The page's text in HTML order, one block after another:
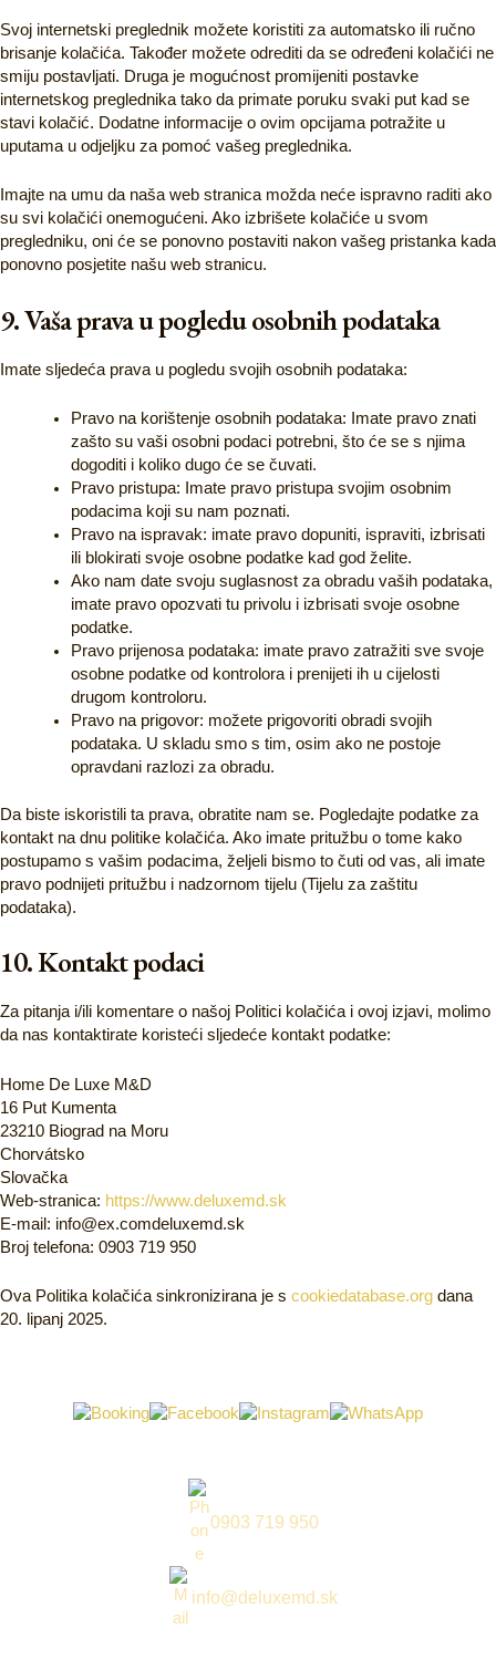
Svoj internetski preglednik možete koristiti za automatsko ili ručno
brisanje kolačića. Također možete odrediti da se određeni kolačići ne
smiju postavljati. Druga je mogućnost promijeniti postavke
internetskog preglednika tako da primate poruku svaki put kad se
stavi kolačić. Dodatne informacije o ovim opcijama potražite u
uputama u odjeljku za pomoć vašeg preglednika.
Imajte na umu da naša web stranica možda neće ispravno raditi ako
su svi kolačići onemogućeni. Ako izbrišete kolačiće u svom
pregledniku, oni će se ponovno postaviti nakon vašeg pristanka kada
ponovno posjetite našu web stranicu.
9. Vaša prava u pogledu osobnih podataka
Imate sljedeća prava u pogledu svojih osobnih podataka:
Pravo na korištenje osobnih podataka: Imate pravo znati
zašto su vaši osobni podaci potrebni, što će se s njima
dogoditi i koliko dugo će se čuvati.
Pravo pristupa: Imate pravo pristupa svojim osobnim
podacima koji su nam poznati.
Pravo na ispravak: imate pravo dopuniti, ispraviti, izbrisati
ili blokirati svoje osobne podatke kad god želite.
Ako nam date svoju suglasnost za obradu vaših podataka,
imate pravo opozvati tu privolu i izbrisati svoje osobne
podatke.
Pravo prijenosa podataka: imate pravo zatražiti sve svoje
osobne podatke od kontrolora i prenijeti ih u cijelosti
drugom kontroloru.
Pravo na prigovor: možete prigovoriti obradi svojih
podataka. U skladu smo s tim, osim ako ne postoje
opravdani razlozi za obradu.
Da biste iskoristili ta prava, obratite nam se. Pogledajte podatke za
kontakt na dnu politike kolačića. Ako imate pritužbu o tome kako
postupamo s vašim podacima, željeli bismo to čuti od vas, ali imate
pravo podnijeti pritužbu i nadzornom tijelu (Tijelu za zaštitu
podataka).
10. Kontakt podaci
Za pitanja i/ili komentare o našoj Politici kolačića i ovoj izjavi, molimo
da nas kontaktirate koristeći sljedeće kontakt podatke:
Home De Luxe M&D
16 Put Kumenta
23210 Biograd na Moru
Chorvátsko
Slovačka
Web-stranica: https://www.deluxemd.sk
E-mail: info@ex.comdeluxemd.sk
Broj telefona: 0903 719 950
Ova Politika kolačića sinkronizirana je s cookiedatabase.org dana
20. lipanj 2025.
0903 719 950
info@deluxemd.sk